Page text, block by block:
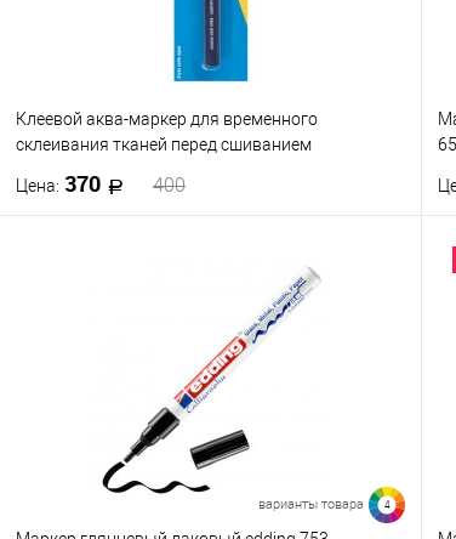
Клеевой аква-маркер для временного
склеивания тканей перед сшиванием
Цена: 370 400
К сравнению
варианты товара 4